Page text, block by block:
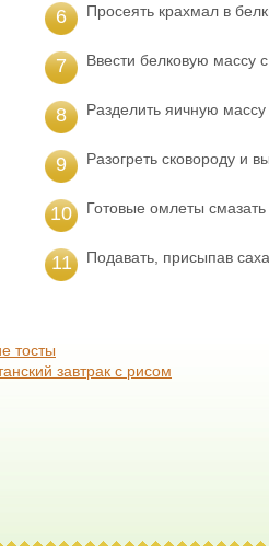
6 Просеять крахмал в
7 Ввести белковую массу
8 Разделить яичную
9 Разогреть сковороду и
10 Готовые омлеты
11 Подавать, присыпав
тосты
завтрак с рисом